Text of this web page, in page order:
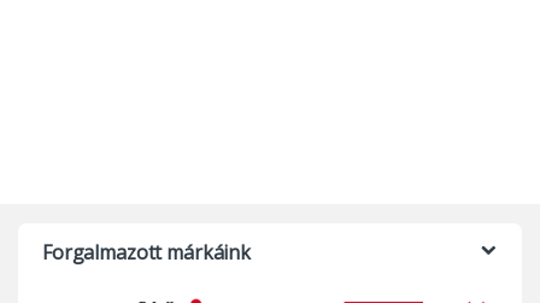
Forgalmazott márkáink